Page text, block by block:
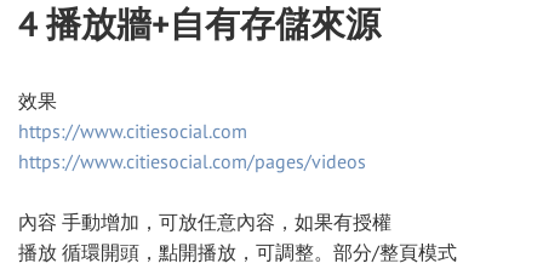
4 播放牆+自有存儲來源
效果
https://www.citiesocial.com
https://www.citiesocial.com/pages/videos
內容 手動增加，可放任意內容，如果有授權
播放 循環開頭，點開播放，可調整。部分/整頁模式